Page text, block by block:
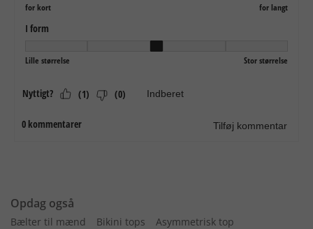
Opdag også
Bælter til mænd Bikini tops
Asymmetrisk top